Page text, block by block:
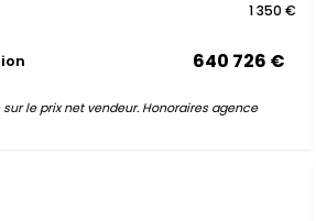
1 350 €
640 726 €
le prix net vendeur. Honoraires agence